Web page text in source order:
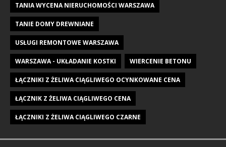
TANIA WYCENA NIERUCHOMOŚCI WARSZAWA
TANIE DOMY DREWNIANE
USŁUGI REMONTOWE WARSZAWA
WARSZAWA - UKŁADANIE KOSTKI WIERCENIE BETONU
ŁĄCZNIKI Z ŻELIWA CIĄGLIWEGO OCYNKOWANE CENA
ŁĄCZNIK Z ŻELIWA CIĄGLIWEGO CENA
ŁĄCZNIKI Z ŻELIWA CIĄGLIWEGO CZARNE